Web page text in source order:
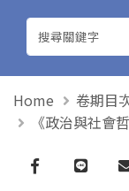
Home
卷期目
《政治與社會
Facebook
line